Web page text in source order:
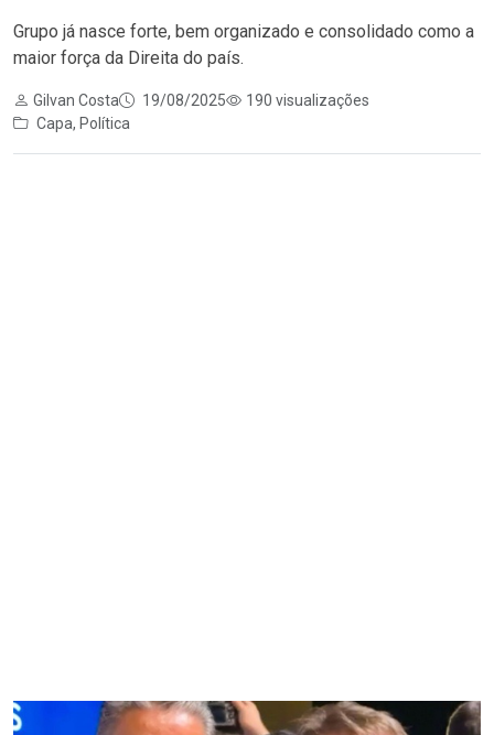
Grupo já nasce forte, bem organizado e consolidado como a
maior força da Direita do país.
Gilvan Costa 19/08/2025
190 visualizações
Capa, Política